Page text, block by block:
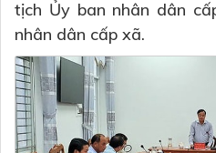
tịch Ủy ban nhân dân
nhân dân cấp xã.